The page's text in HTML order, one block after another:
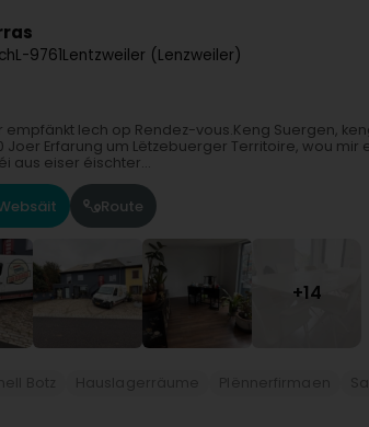
L-9761Lentzweiler (Lenzweiler)
empfänkt Iech op Rendez-vous.Keng Suergen,
Joer Erfarung um Lëtzebuerger Territoire, wou mir
aus eiser éischter...
Route
+14